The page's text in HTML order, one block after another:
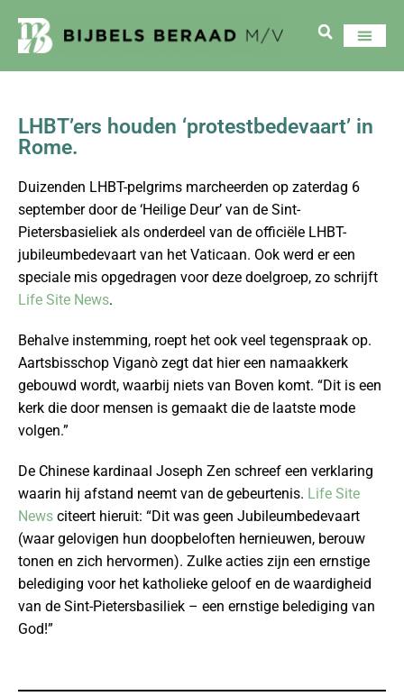
LHBT’ers houden ‘protestbedevaart’ in
Rome.
Duizenden LHBT-pelgrims marcheerden op zaterdag 6
september door de ‘Heilige Deur’ van de Sint-
Pietersbasieliek als onderdeel van de officiële LHBT-
jubileumbedevaart van het Vaticaan. Ook werd er een
speciale mis opgedragen voor deze doelgroep, zo schrijft
Life Site News.
Behalve instemming, roept het ook veel tegenspraak op.
Aartsbisschop Viganò zegt dat hier een namaakkerk
gebouwd wordt, waarbij niets van Boven komt. “Dit is een
kerk die door mensen is gemaakt die de laatste mode
volgen.”
De Chinese kardinaal Joseph Zen schreef een verklaring
waarin hij afstand neemt van de gebeurtenis. Life Site
News citeert hieruit: “Dit was geen Jubileumbedevaart
(waar gelovigen hun doopbeloften hernieuwen, berouw
tonen en zich hervormen). Zulke acties zijn een ernstige
belediging voor het katholieke geloof en de waardigheid
van de Sint-Pietersbasiliek – een ernstige belediging van
God!”